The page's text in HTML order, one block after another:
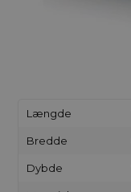
Længde
Bredde
Dybde